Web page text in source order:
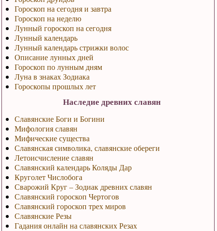
Гороскоп на сегодня и завтра
Гороскоп на неделю
Лунный гороскоп на сегодня
Лунный календарь
Лунный календарь стрижки волос
Описание лунных дней
Гороскоп по лунным дням
Луна в знаках Зодиака
Гороскопы прошлых лет
Наследие древних славян
Славянские Боги и Богини
Мифология славян
Мифические существа
Славянская символика, славянские обереги
Летоисчисление славян
Славянский календарь Коляды Дар
Круголет Числобога
Сварожий Круг – Зодиак древних славян
Славянский гороскоп Чертогов
Славянский гороскоп трех миров
Славянские Резы
Гадания онлайн на славянских Резах